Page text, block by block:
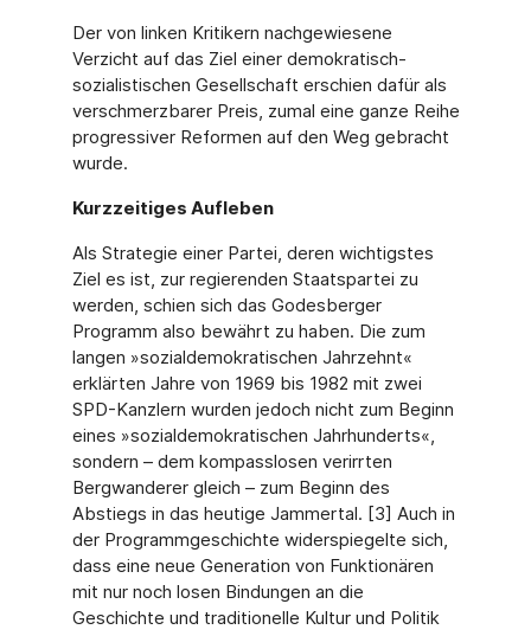
Der von linken Kritikern nachgewiesene
Verzicht auf das Ziel einer demokratisch-
sozialistischen Gesellschaft erschien dafür als
verschmerzbarer Preis, zumal eine ganze Reihe
progressiver Reformen auf den Weg gebracht
wurde.
Kurzzeitiges Aufleben
Als Strategie einer Partei, deren wichtigstes
Ziel es ist, zur regierenden Staatspartei zu
werden, schien sich das Godesberger
Programm also bewährt zu haben. Die zum
langen »sozialdemokratischen Jahrzehnt«
erklärten Jahre von 1969 bis 1982 mit zwei
SPD-Kanzlern wurden jedoch nicht zum Beginn
eines »sozialdemokratischen Jahrhunderts«,
sondern – dem kompasslosen verirrten
Bergwanderer gleich – zum Beginn des
Abstiegs in das heutige Jammertal. [3] Auch in
der Programmgeschichte widerspiegelte sich,
dass eine neue Generation von Funktionären
mit nur noch losen Bindungen an die
Geschichte und traditionelle Kultur und Politik